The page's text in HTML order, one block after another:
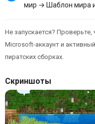
мир → Шаблон мира и
Не запускается? Проверьте,
Microsoft-аккаунт и
пиратских сборках.
Скриншоты